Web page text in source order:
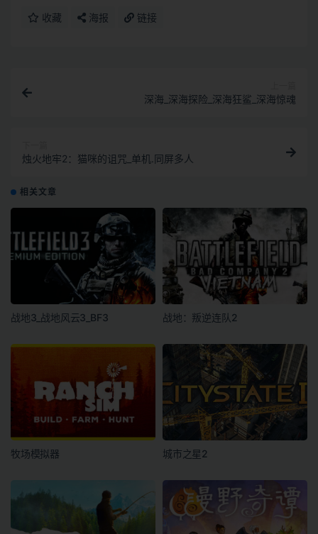
收藏 海报 链接
深海_深海探险_深海狂鲨_深海惊魂
烛火地牢2：猫咪的诅咒_单机.同屏多人
相关文章
战地3_战地风云3_BF3 战地：叛逆连队2
牧场模拟器 城市之星2